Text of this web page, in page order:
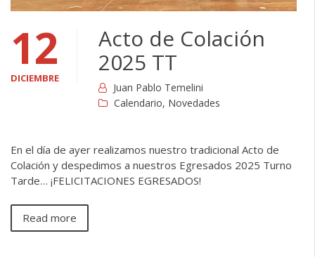
12
DICIEMBRE
Acto de Colación
2025 TT
Juan Pablo Temelini
Calendario, Novedades
En el día de ayer realizamos nuestro tradicional Acto de
Colación y despedimos a nuestros Egresados 2025 Turno
Tarde… ¡FELICITACIONES EGRESADOS!
Read more